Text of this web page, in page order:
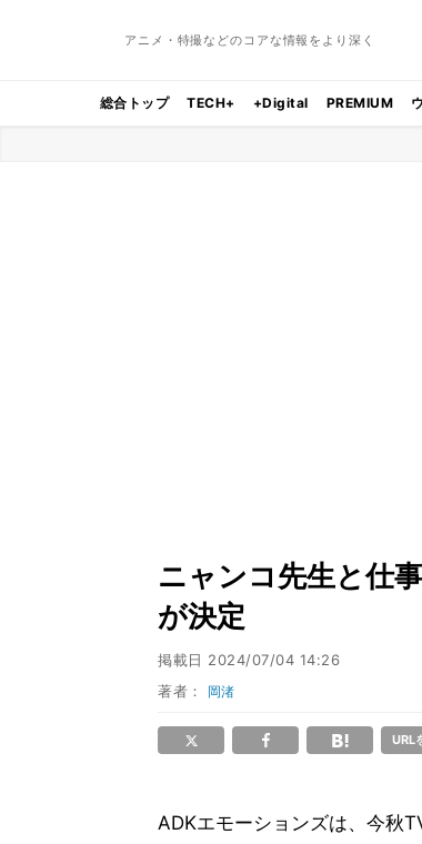
アニメ・特撮などのコアな情報をより深く
総合トップ TECH+ +Digital PREMIUM
ニャンコ先生と仕
が決定
掲載日 2024/07/04 14:26
著者： 岡渚
URL
ADKエモーションズは、今秋